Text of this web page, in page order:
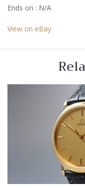
Ends on : N/A
View on eBay